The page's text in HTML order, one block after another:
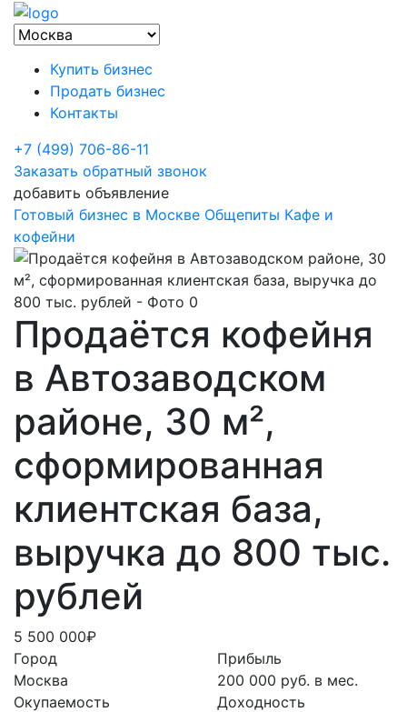
Купить бизнес
Продать бизнес
Контакты
+7 (499) 706-86-11
Заказать обратный звонок
добавить объявление
Готовый бизнес в Москве Общепиты Кафе и
кофейни
Продаётся кофейня
в Автозаводском
районе, 30 м²,
сформированная
клиентская база,
выручка до 800 тыс.
рублей
5 500 000₽
Город
Москва
Окупаемость
Прибыль
200 000 руб. в мес.
Доходность